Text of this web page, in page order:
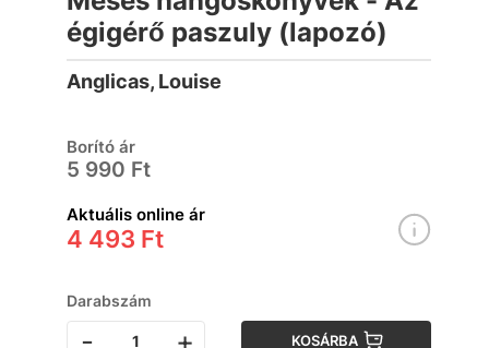
égigérő paszuly (lapozó)
Anglicas, Louise
Borító ár
5 990 Ft
Aktuális online ár
4 493 Ft
Darabszám
- + KOSÁRBA